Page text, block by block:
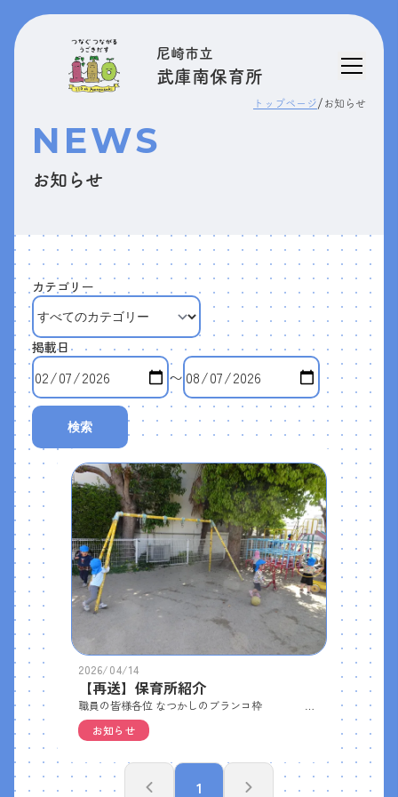
尼崎市立
武庫南保育所
トップページ/ お知らせ
NEWS
お知らせ
カテゴリー
掲載日
〜
検索
2026/04/14
【再送】保育所紹介
お知らせ
1